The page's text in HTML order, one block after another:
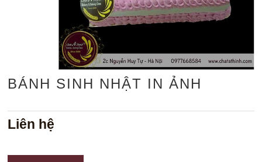
BÁNH SINH NHẬT IN ẢNH
Liên hệ